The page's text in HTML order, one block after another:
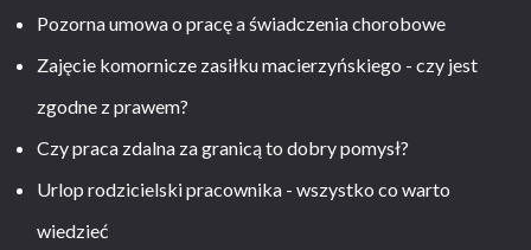
Pozorna umowa o pracę a świadczenia chorobowe
Zajęcie komornicze zasiłku macierzyńskiego - czy jest
zgodne z prawem?
Czy praca zdalna za granicą to dobry pomysł?
Urlop rodzicielski pracownika - wszystko co warto
wiedzieć